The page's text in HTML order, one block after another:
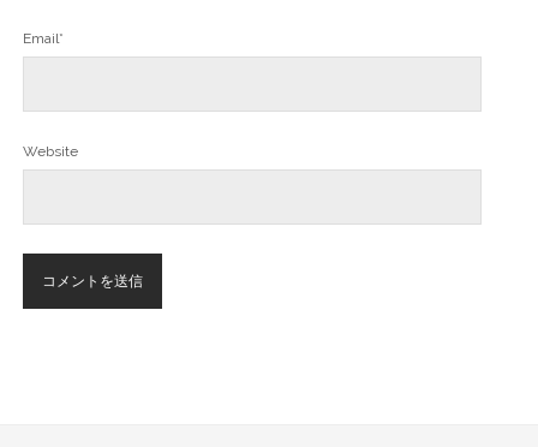
Email*
Website